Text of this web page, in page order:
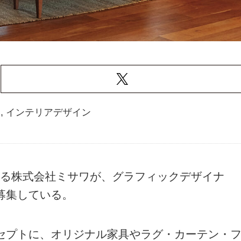
, インテリアデザイン
株式会社ミサワが、グラフィックデザイナ
している。
プトに、オリジナル家具やラグ・カーテン・フ